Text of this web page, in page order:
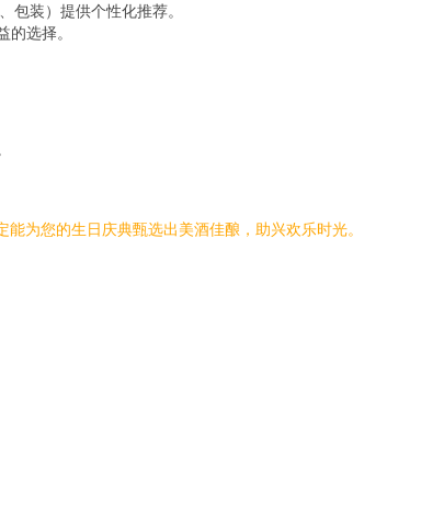
包装）提供个性化推荐。
选择。
为您的生日庆典甄选出美酒佳酿，助兴欢乐时光。